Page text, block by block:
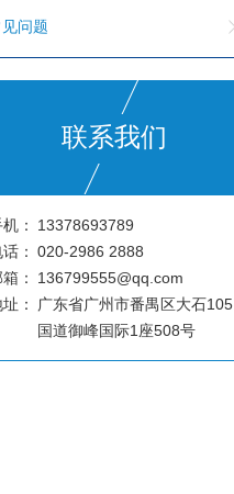
问题
联系我们
：
13378693789
： 020-2986 2888
：
136799555@qq.com
：
广东省广州市番禺区大石105
国道御峰国际1座508号